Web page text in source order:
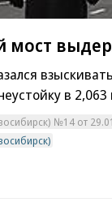
мост
в
№14 от